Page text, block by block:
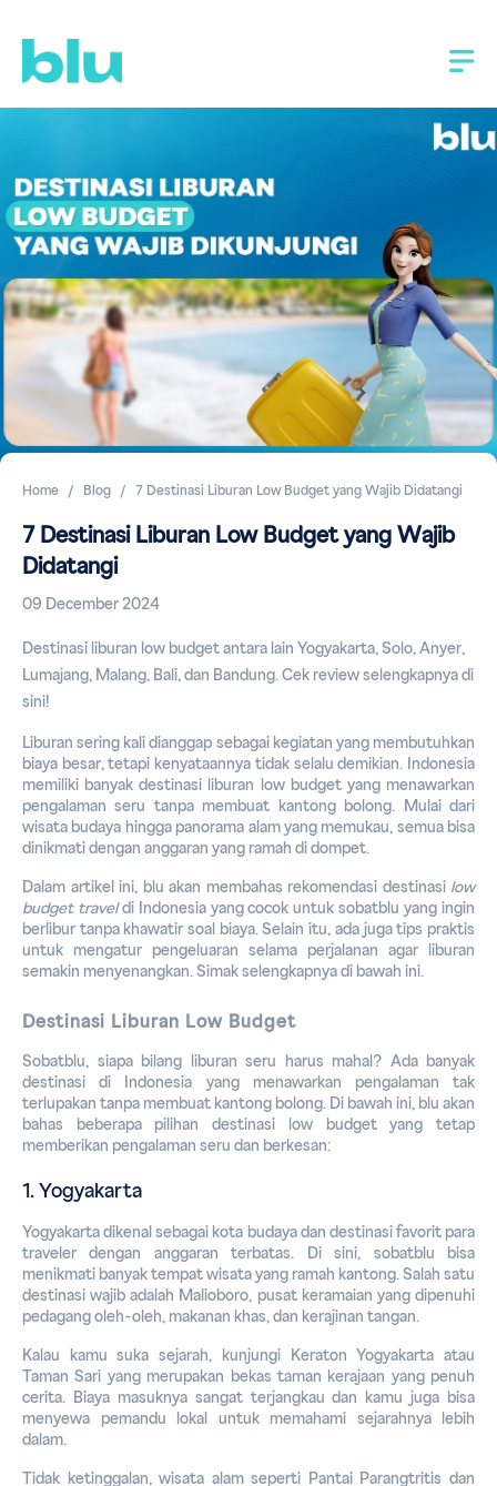
Home Blog 7 Destinasi Liburan Low Budget yang Wajib Didatangi
7 Destinasi Liburan Low Budget yang Wajib
Didatangi
09 December 2024
Destinasi liburan low budget antara lain Yogyakarta, Solo, Anyer,
Lumajang, Malang, Bali, dan Bandung. Cek review selengkapnya di
sini!
Liburan sering kali dianggap sebagai kegiatan yang membutuhkan
biaya besar, tetapi kenyataannya tidak selalu demikian. Indonesia
memiliki banyak destinasi liburan low budget yang menawarkan
pengalaman seru tanpa membuat kantong bolong. Mulai dari
wisata budaya hingga panorama alam yang memukau, semua bisa
dinikmati dengan anggaran yang ramah di dompet.
Dalam artikel ini, blu akan membahas rekomendasi destinasi low
budget travel di Indonesia yang cocok untuk sobatblu yang ingin
berlibur tanpa khawatir soal biaya. Selain itu, ada juga tips praktis
untuk mengatur pengeluaran selama perjalanan agar liburan
semakin menyenangkan. Simak selengkapnya di bawah ini.
Destinasi Liburan Low Budget
Sobatblu, siapa bilang liburan seru harus mahal? Ada banyak
destinasi di Indonesia yang menawarkan pengalaman tak
terlupakan tanpa membuat kantong bolong. Di bawah ini, blu akan
bahas beberapa pilihan destinasi low budget yang tetap
memberikan pengalaman seru dan berkesan:
1. Yogyakarta
Yogyakarta dikenal sebagai kota budaya dan destinasi favorit para
traveler dengan anggaran terbatas. Di sini, sobatblu bisa
menikmati banyak tempat wisata yang ramah kantong. Salah satu
destinasi wajib adalah Malioboro, pusat keramaian yang dipenuhi
pedagang oleh-oleh, makanan khas, dan kerajinan tangan.
Kalau kamu suka sejarah, kunjungi Keraton Yogyakarta atau
Taman Sari yang merupakan bekas taman kerajaan yang penuh
cerita. Biaya masuknya sangat terjangkau dan kamu juga bisa
menyewa pemandu lokal untuk memahami sejarahnya lebih
dalam.
Tidak ketinggalan, wisata alam seperti Pantai Parangtritis dan